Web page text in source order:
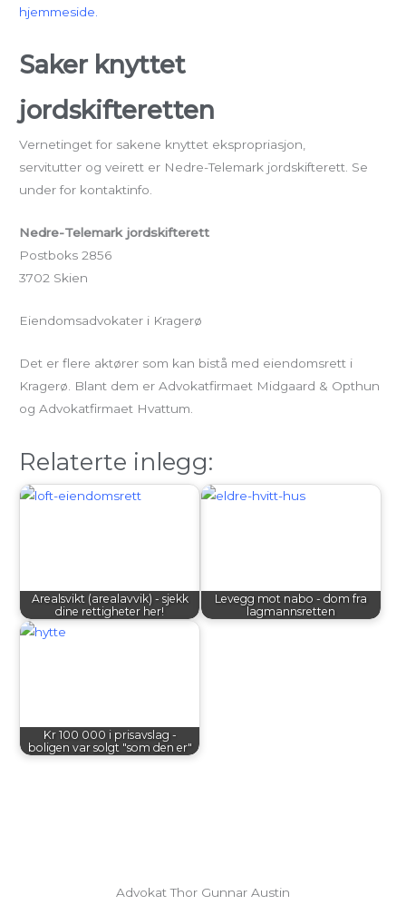
hjemmeside.
Saker knyttet
jordskifteretten
Vernetinget for sakene knyttet ekspropriasjon,
servitutter og veirett er Nedre-Telemark jordskifterett. Se
under for kontaktinfo.
Nedre-Telemark jordskifterett
Postboks 2856
3702 Skien
Eiendomsadvokater i Kragerø
Det er flere aktører som kan bistå med eiendomsrett i
Kragerø. Blant dem er Advokatfirmaet Midgaard & Opthun
og Advokatfirmaet Hvattum.
Relaterte inlegg:
Arealsvikt (arealavvik) - sjekk
dine rettigheter her!
Levegg mot nabo - dom fra
lagmannsretten
Kr 100 000 i prisavslag -
boligen var solgt "som den er"
Advokat Thor Gunnar Austin